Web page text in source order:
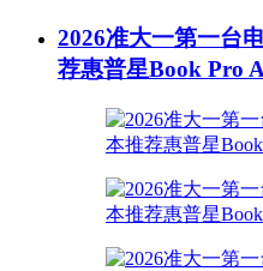
2026准大一第一台
荐惠普星Book Pro